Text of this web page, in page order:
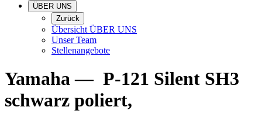
ÜBER UNS
Zurück
Übersicht ÜBER UNS
Unser Team
Stellenangebote
Yamaha— P-121 Silent SH3
schwarz poliert,